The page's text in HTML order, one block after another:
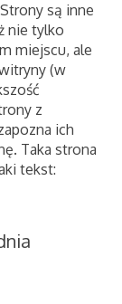
są inne
nie tylko
miejscu, ale
(w
z
ich
Taka strona
tekst: